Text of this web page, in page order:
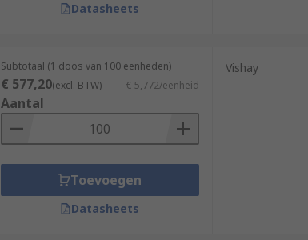
Datasheets
Subtotaal (1 doos van 100 eenheden)
€ 577,20(excl. BTW) € 5,772/eenheid
Aantal
Toevoegen
Datasheets
Vishay